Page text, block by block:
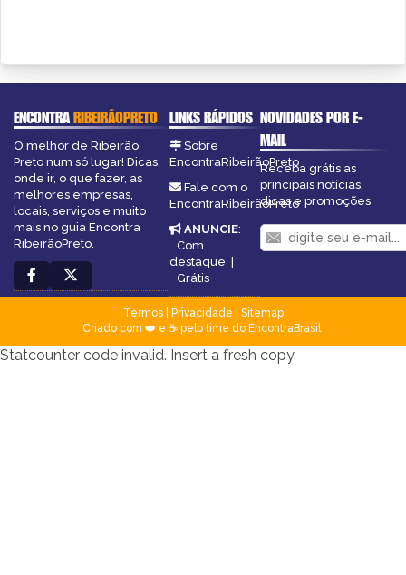
ENCONTRARIBEIRÃOPRETO
O melhor de Ribeirão
Preto num só lugar! Dicas,
onde ir, o que fazer, as
melhores empresas,
locais, serviços e muito
mais no guia Encontra
RibeirãoPreto.
LINKS RÁPIDOS
Sobre
EncontraRibeirãoPreto
Fale com o
EncontraRibeirãoPreto
ANUNCIE:
Com
destaque |
Grátis
NOVIDADES POR E-
MAIL
Receba grátis as
principais notícias,
dicas e promoções
Termos| Privacidade
Sitemap
Criado com ❤️ e ☕ pelo time do EncontraBrasil
Statcounter code invalid. Insert a fresh copy.